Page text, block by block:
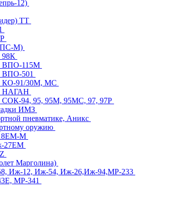
12)
ТТ
М)
98К
ВПО-115М
ВПО-501
КО-91/30М, МС
НАГАН
СОК-94, 95, 95М, 95МС, 97, 97Р
ИМЗ
пневматике, Аникс
оружию
М
27ЕМ
Марголина)
Иж-12, Иж-54, Иж-26,Иж-94,МР-233
МР-341